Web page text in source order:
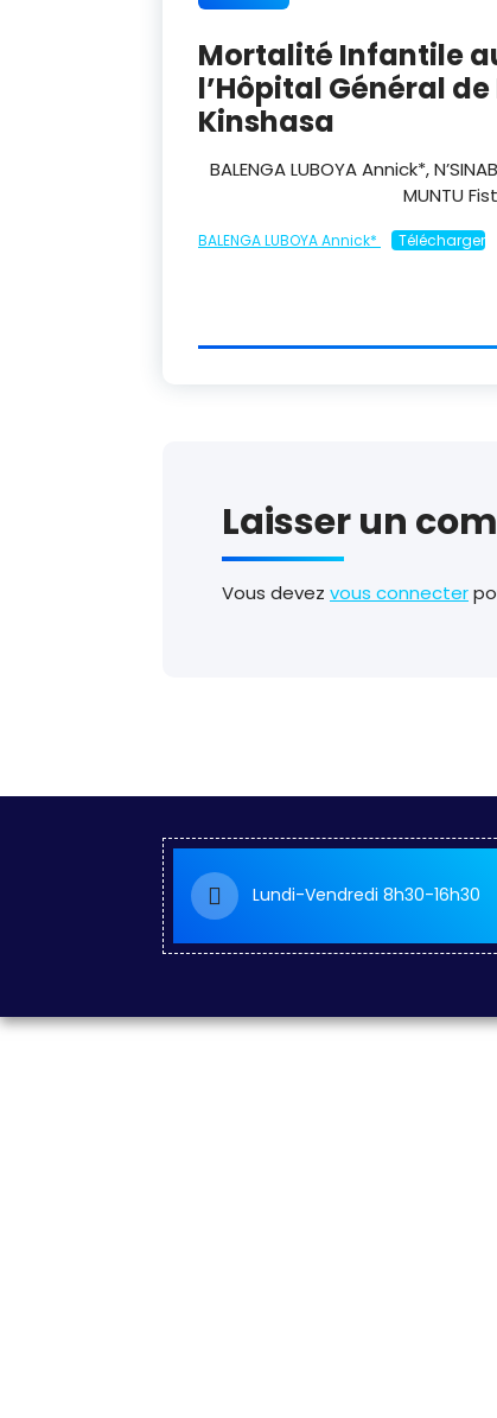
Mortalité Infantile
l’Hôpital Général
Kinshasa
BALENGA LUBOYA Annick*,
MUNTU
BALENGA LUBOYA Annick* Télécharger
Laisser un
Vous devez vous connecter
Lundi-Vendredi 8h30-16h30